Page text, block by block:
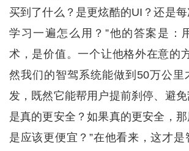
买到了什么？是更炫酷的UI？还是
学习一遍怎么用？”他的答案是：
术，是价值。一个让他格外在意的
然我们的智驾系统能做到50万公里
发，既然它能帮用户提前刹停、避
是真的更安全？如果真的更安全，
是应该更便宜？”在他看来，这才